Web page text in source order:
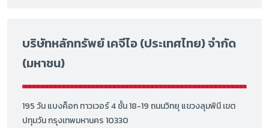
บริษัทหลักทรัพย์ เคจีไอ (ประเทศไทย) จำกัด
(มหาชน)
195 วัน แบงค็อก ทาวเวอร์ 4 ชั้น 18-19 ถนนวิทยุ แขวงลุมพินี เขต
ปทุมวัน กรุงเทพมหานคร 10330